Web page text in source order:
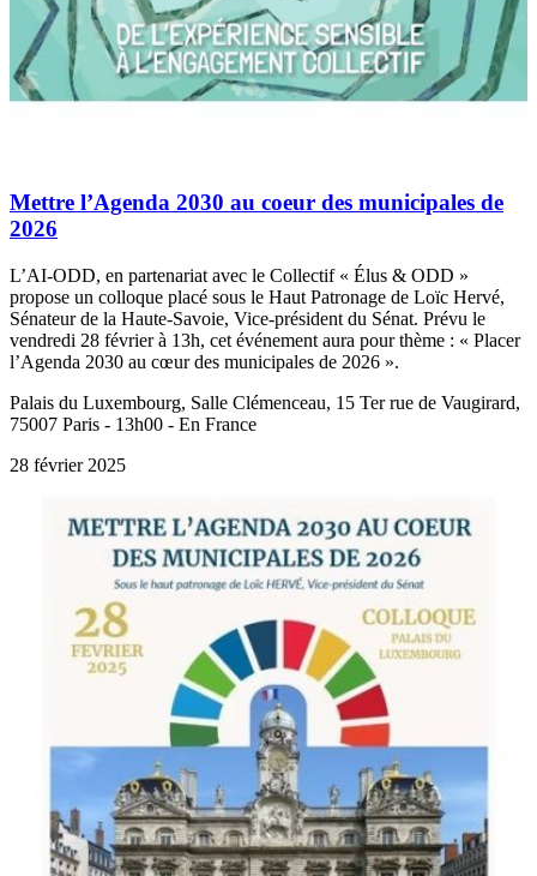
Mettre l’Agenda 2030 au coeur des municipales de
2026
L’AI-ODD, en partenariat avec le Collectif « Élus & ODD »
propose un colloque placé sous le Haut Patronage de Loïc Hervé,
Sénateur de la Haute-Savoie, Vice-président du Sénat. Prévu le
vendredi 28 février à 13h, cet événement aura pour thème : « Placer
l’Agenda 2030 au cœur des municipales de 2026 ».
Palais du Luxembourg, Salle Clémenceau, 15 Ter rue de Vaugirard,
75007 Paris - 13h00 - En France
28 février 2025